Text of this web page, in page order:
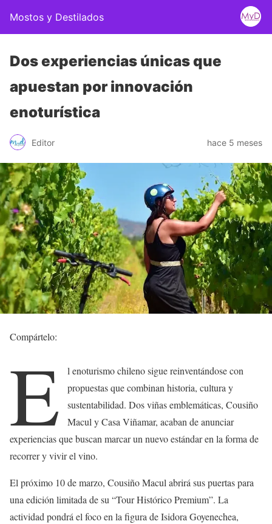
Mostos y Destilados
Dos experiencias únicas que
apuestan por innovación
enoturística
Editor hace 5 meses
Compártelo:
E
l enoturismo chileno sigue reinventándose con
propuestas que combinan historia, cultura y
sustentabilidad. Dos viñas emblemáticas, Cousiño
Macul y Casa Viñamar, acaban de anunciar
experiencias que buscan marcar un nuevo estándar en la forma de
recorrer y vivir el vino.
El próximo 10 de marzo, Cousiño Macul abrirá sus puertas para
una edición limitada de su “Tour Histórico Premium”. La
actividad pondrá el foco en la figura de Isidora Goyenechea,